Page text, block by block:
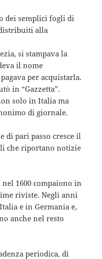
dei semplici fogli di
alla
si stampava la
il nome
per acquistarla.
in “Gazzetta”.
solo in Italia ma
di giornale.
di pari passo cresce il
che riportano notizie
1600 compaiono in
riviste. Negli anni
e in Germania e,
anche nel resto
periodica, di